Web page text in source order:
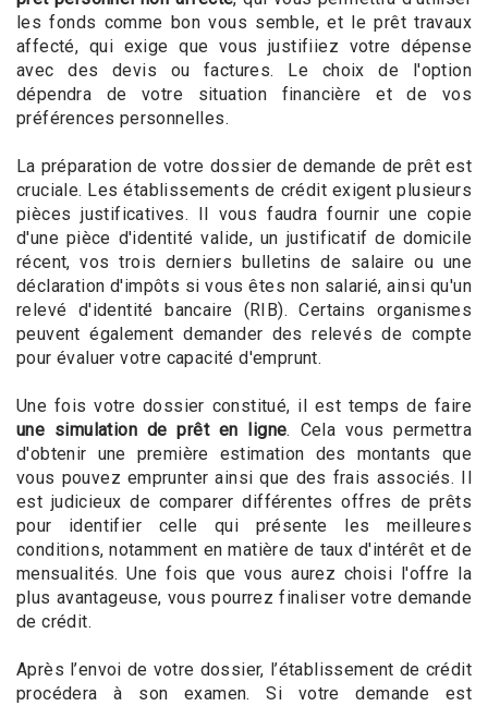
les fonds comme bon vous semble, et le prêt travaux
affecté, qui exige que vous justifiiez votre dépense
avec des devis ou factures. Le choix de l'option
dépendra de votre situation financière et de vos
préférences personnelles.
La préparation de votre dossier de demande de prêt est
cruciale. Les établissements de crédit exigent plusieurs
pièces justificatives. Il vous faudra fournir une copie
d'une pièce d'identité valide, un justificatif de domicile
récent, vos trois derniers bulletins de salaire ou une
déclaration d'impôts si vous êtes non salarié, ainsi qu'un
relevé d'identité bancaire (RIB). Certains organismes
peuvent également demander des relevés de compte
pour évaluer votre capacité d'emprunt.
Une fois votre dossier constitué, il est temps de faire
une simulation de prêt en ligne. Cela vous permettra
d'obtenir une première estimation des montants que
vous pouvez emprunter ainsi que des frais associés. Il
est judicieux de comparer différentes offres de prêts
pour identifier celle qui présente les meilleures
conditions, notamment en matière de taux d'intérêt et de
mensualités. Une fois que vous aurez choisi l'offre la
plus avantageuse, vous pourrez finaliser votre demande
de crédit.
Après l’envoi de votre dossier, l’établissement de crédit
procédera à son examen. Si votre demande est